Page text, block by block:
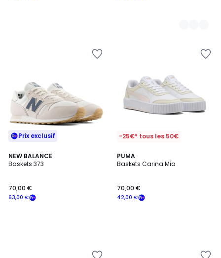
Prix exclusif
NEW BALANCE
Baskets 373
63,00 €
70,00 €
-25€* tous les 50€
PUMA
Baskets Carina Mia
42,00 €
70,00 €